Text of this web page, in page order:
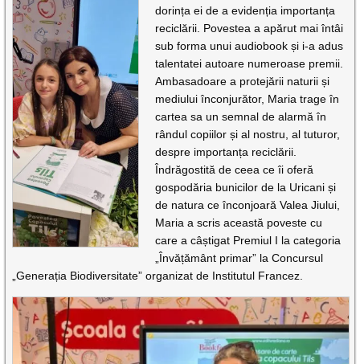
dorința ei de a evidenția importanța
reciclării. Povestea a apărut mai întâi
sub forma unui audiobook și i-a adus
talentatei autoare numeroase premii.
Ambasadoare a protejării naturii și
mediului înconjurător, Maria trage în
cartea sa un semnal de alarmă în
rândul copiilor și al nostru, al tuturor,
despre importanța reciclării.
Îndrăgostită de ceea ce îi oferă
gospodăria bunicilor de la Uricani și
de natura ce înconjoară Valea Jiului,
Maria a scris această poveste cu
care a câștigat Premiul I la categoria
„Învățământ primar” la Concursul
„Generația Biodiversitate” organizat de Institutul Francez.